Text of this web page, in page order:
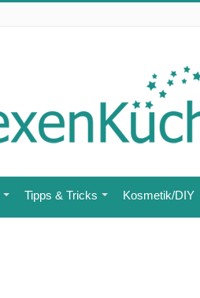
Tipps & Tricks Kosmetik/DIY